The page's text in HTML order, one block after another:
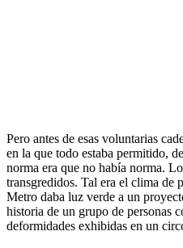
Pero antes de esas voluntarias
en la que todo estaba permitido,
norma era que no había norma.
transgredidos. Tal era el clima de
Metro daba luz verde a un
historia de un grupo de personas
deformidades exhibidas en un